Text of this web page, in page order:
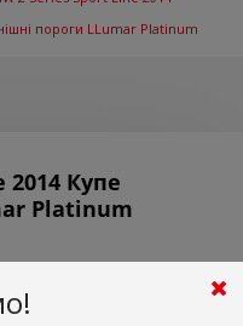
пороги LLumar Platinum
2014 Купе
Platinum